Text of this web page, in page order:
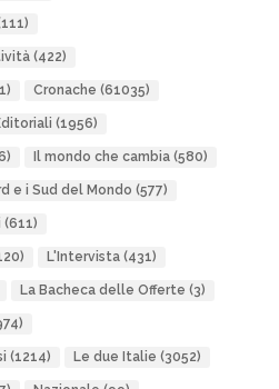
(422)
Cronache (61035)
(1956)
Il mondo che cambia(580)
e i Sud del Mondo (577)
(611)
L'Intervista(431)
La Bacheca delle Offerte (3)
(1214) Le due Italie (3052)